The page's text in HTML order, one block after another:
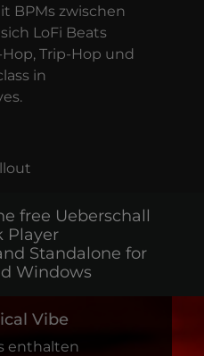
BPMs zwischen
LoFi Beats
Trip-Hop und
in
free Ueberschall
Player
Standalone for
Windows
Vibe
enthalten